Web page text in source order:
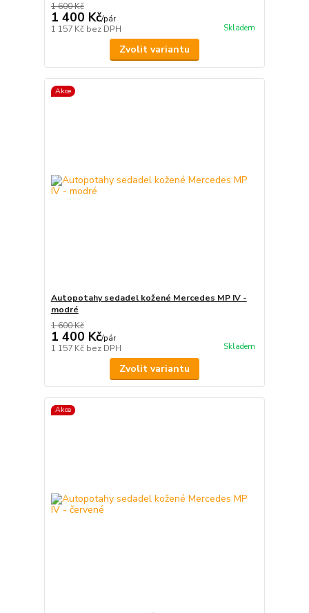
1 600 Kč
1 400 Kč/pár
1 157 Kč bez DPH Skladem
Zvolit variantu
Akce
Autopotahy sedadel kožené Mercedes MP IV -
modré
1 600 Kč
1 400 Kč/pár
1 157 Kč bez DPH Skladem
Zvolit variantu
Akce